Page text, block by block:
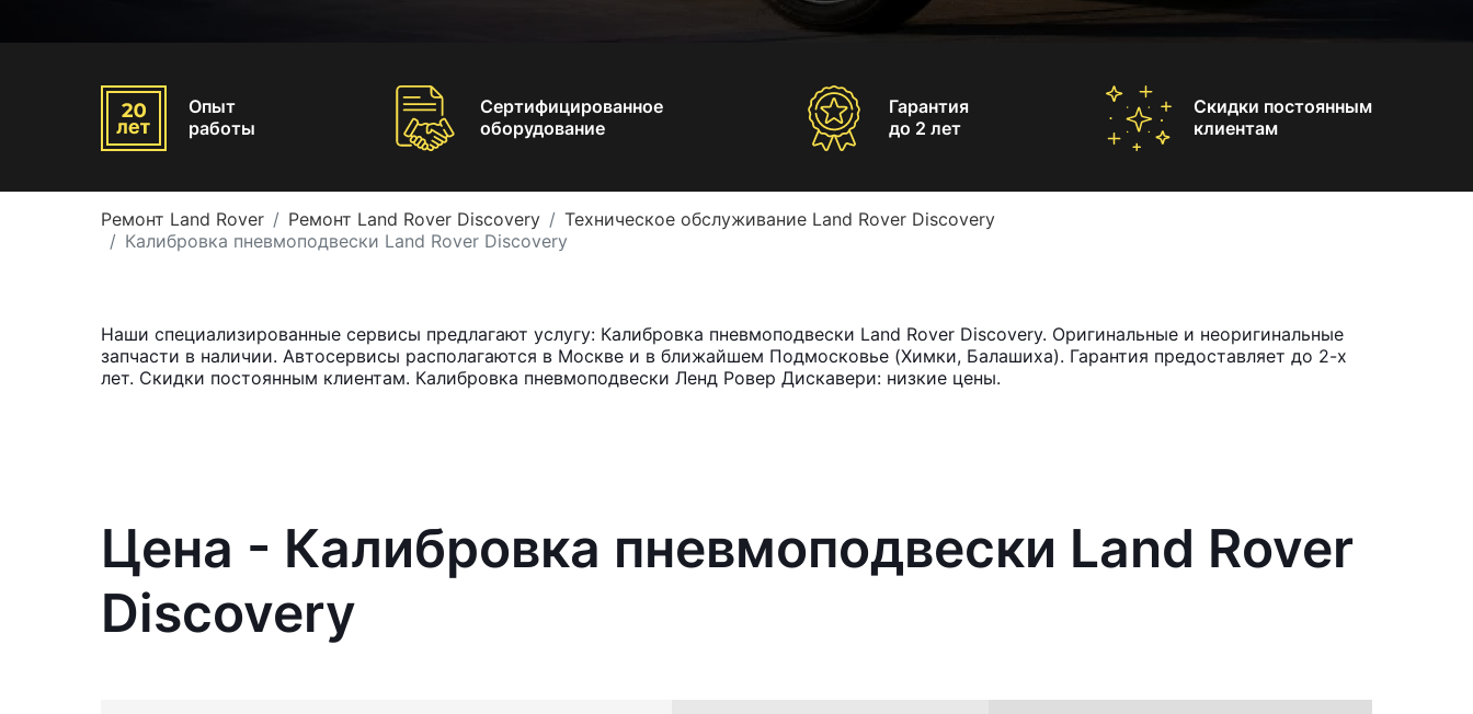
Опыт
работы
Сертифицированное
оборудование
Гарантия
до 2 лет
Скидки постоянным
клиентам
Ремонт Land Rover Ремонт Land Rover Discovery
Техническое обслуживание Land Rover Discovery
Калибровка пневмоподвески Land Rover Discovery
Наши специализированные сервисы предлагают услугу: Калибровка пневмоподвески Land Rover Discovery. Оригинальные и неоригинальные
запчасти в наличии. Автосервисы располагаются в Москве и в ближайшем Подмосковье (Химки, Балашиха). Гарантия предоставляет до 2-х
лет. Скидки постоянным клиентам. Калибровка пневмоподвески Ленд Ровер Дискавери: низкие цены.
Цена - Калибровка пневмоподвески Land Rover
Discovery